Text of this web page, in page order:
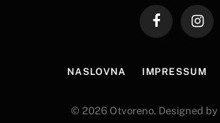
Facebook
NASLOVNA IMPRESSUM
© 2026 Otvoreno. Designed by